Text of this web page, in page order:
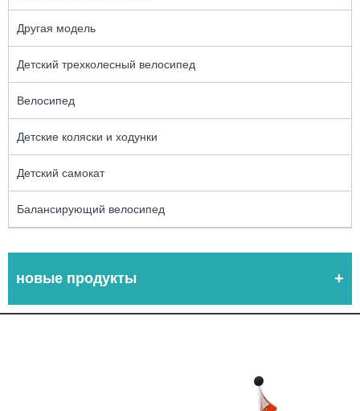
Другая модель
Детский трехколесный велосипед
Велосипед
Детские коляски и ходунки
Детский самокат
Балансирующий велосипед
новые продукты